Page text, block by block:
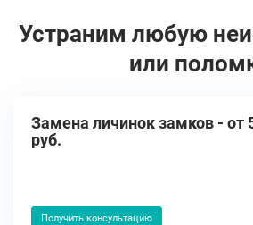
Устраним любую
или
Замена личинок замков - от
руб.
Получить консультацию